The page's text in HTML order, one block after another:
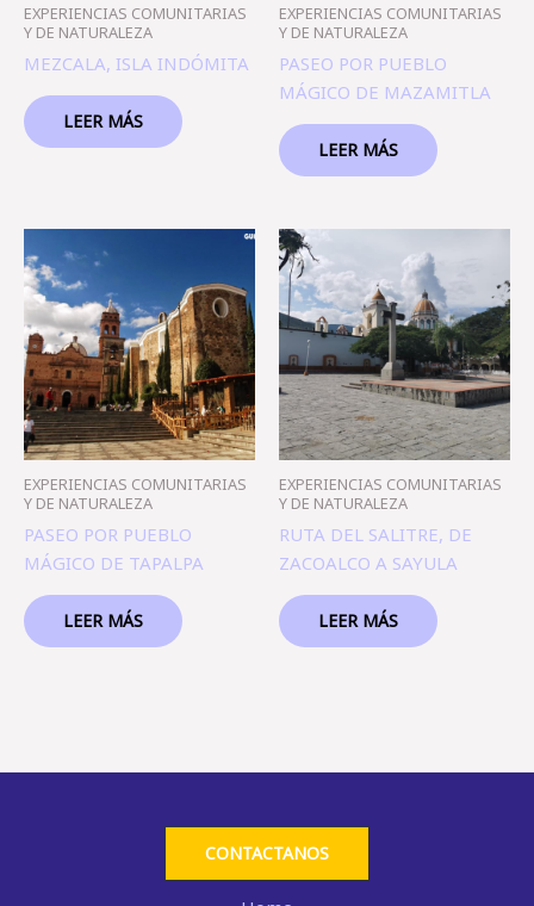
EXPERIENCIAS COMUNITARIAS
Y DE NATURALEZA
MEZCALA, ISLA INDÓMITA
LEER MÁS
EXPERIENCIAS COMUNITARIAS
Y DE NATURALEZA
PASEO POR PUEBLO
MÁGICO DE MAZAMITLA
LEER MÁS
EXPERIENCIAS COMUNITARIAS
Y DE NATURALEZA
PASEO POR PUEBLO
MÁGICO DE TAPALPA
LEER MÁS
EXPERIENCIAS COMUNITARIAS
Y DE NATURALEZA
RUTA DEL SALITRE, DE
ZACOALCO A SAYULA
LEER MÁS
CONTACTANOS